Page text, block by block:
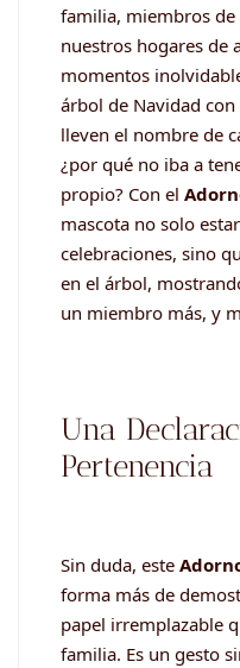
familia, miembros
nuestros hogares de
momentos
árbol de Navidad
lleven el nombre de
¿por qué no iba a
propio? Con el
mascota no solo
celebraciones, sino
en el árbol,
un miembro más, y
Una
Pertenencia
Sin duda, este
forma más de
papel irremplazable
familia. Es un gesto